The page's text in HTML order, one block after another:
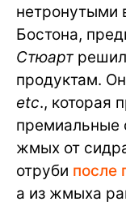
нетронутыми
Бостона,
Стюарт
продуктам.
etc., которая
премиальные
жмых от
отруби после
а из жмыха